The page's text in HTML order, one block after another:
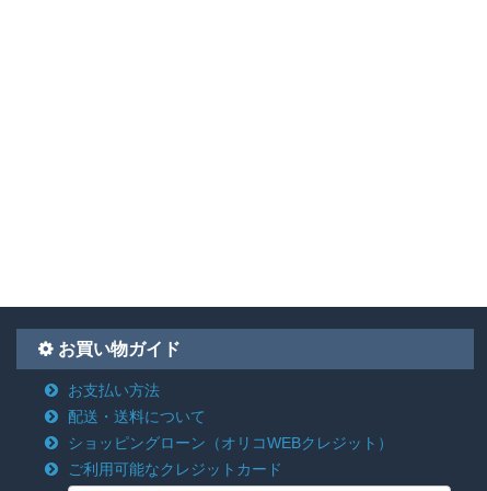
お買い物ガイド
お支払い方法
配送・送料について
ショッピングローン （オリコWEBクレジット）
ご利用可能なクレジットカード